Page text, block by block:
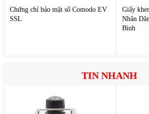
Điều khiển từ xa tiện lợi, thao tác dễ
Công suất mạnh, làm mát nhanh
Hoạt động êm ái, ít tiếng ồn
Chứng chỉ bảo mật số Comodo EV
SSL
Giấy
Nhân
Bình
TIN NHANH